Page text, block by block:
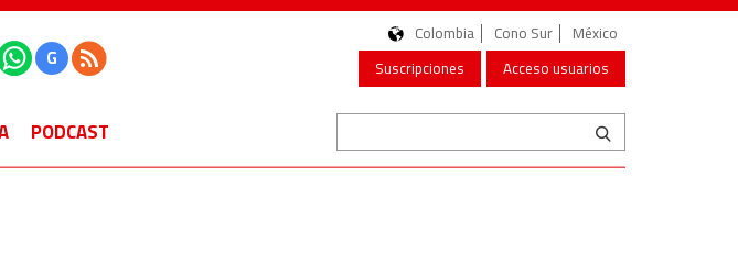
G
Colombia Cono Sur
México
Suscripciones
Acceso usuarios
PODCAST